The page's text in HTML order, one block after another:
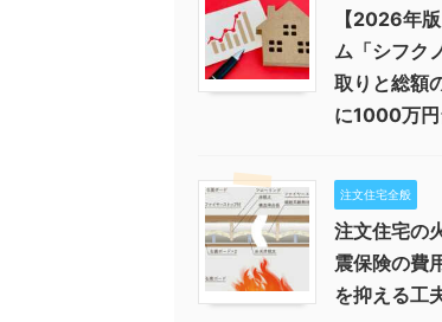
【2026年
ム「シフク
取りと総額
に1000万円
注文住宅全般
注文住宅の
震保険の費
を抑える工